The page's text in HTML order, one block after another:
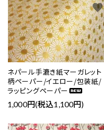
ネパール手漉き紙マーガレット
柄ペーパー/イエロー/包装紙/
ラッピングペーパー
1,000円(税込1,100円)
favorite